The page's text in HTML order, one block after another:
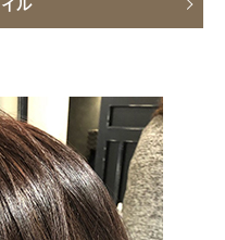
ル